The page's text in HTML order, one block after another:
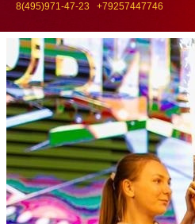
8(495)971-47-23 +79257447746